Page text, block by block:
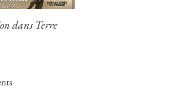
dans Terre